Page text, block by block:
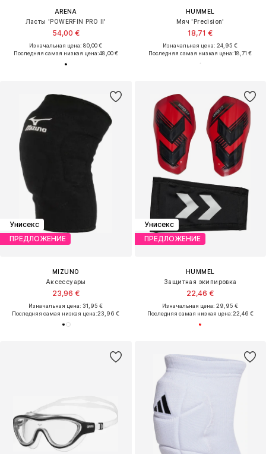
ARENA
Ласты 'POWERFIN PRO II'
54,00 €
Изначальная цена: 80,00 €
Последняя самая низкая цена:48,00 €
HUMMEL
Мяч 'Precision'
18,71 €
Изначальная цена: 24,95 €
Последняя самая низкая цена:18,71 €
Унисекс
ПРЕДЛОЖЕНИЕ
MIZUNO
Аксессуары
23,96 €
Изначальная цена: 31,95 €
Последняя самая низкая цена:23,96 €
Унисекс
ПРЕДЛОЖЕНИЕ
HUMMEL
Защитная экипировка
22,46 €
Изначальная цена: 29,95 €
Последняя самая низкая цена:22,46 €